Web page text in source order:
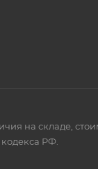
на складе,
РФ.